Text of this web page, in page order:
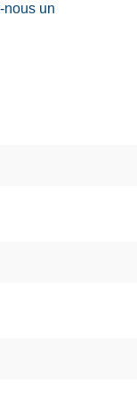
nous un